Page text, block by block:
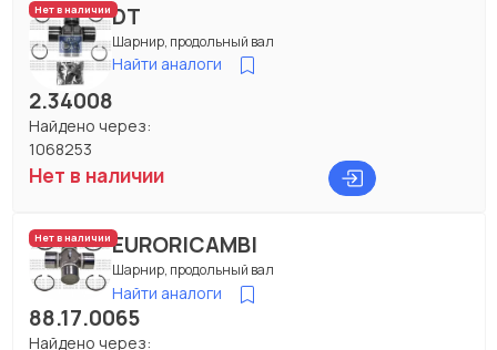
Нет в наличииDT
Шарнир, продольный вал
Найти аналоги
2.34008
Найдено через:
1068253
Нет в наличии
Нет в наличииEURORICAMBI
Шарнир, продольный вал
Найти аналоги
88.17.0065
Найдено через: